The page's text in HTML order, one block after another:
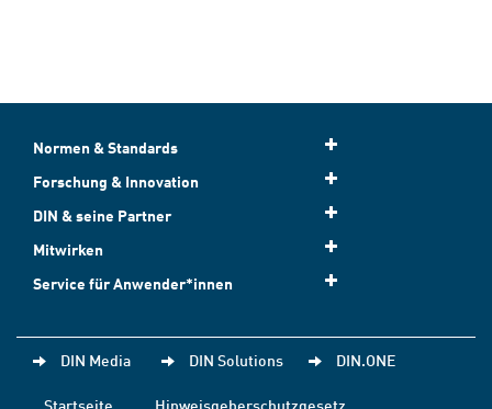
Normen & Standards
Forschung & Innovation
DIN & seine Partner
Mitwirken
Service für Anwender*innen
DIN Media DIN Solutions DIN.ONE
Startseite
Hinweisgeberschutzgesetz